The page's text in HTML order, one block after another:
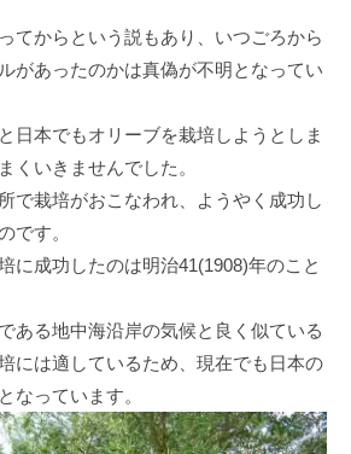
てからという説もあり、いつごろから
があったのかは真偽が不明となってい
日本でもオリーブを栽培しようとしま
くいきませんでした。
で栽培がおこなわれ、ようやく成功し
です。
に成功したのは明治41(1908)年のこと
ある地中海沿岸の気候と良く似ている
には適しているため、現在でも日本の
なっています。